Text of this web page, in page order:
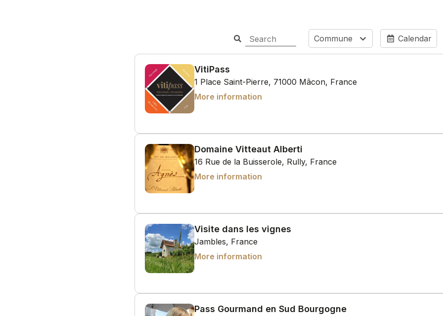
Commune Calendar
VitiPass
1 Place Saint-Pierre, 71000 Mâcon, France
More information
Domaine Vitteaut Alberti
16 Rue de la Buisserole, Rully, France
More information
Visite dans les vignes
Jambles, France
More information
Pass Gourmand en Sud Bourgogne